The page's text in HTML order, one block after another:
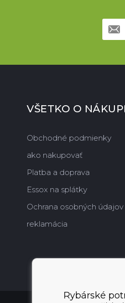
VŠETKO O
Obchodné podmienky
ako nakupovať
Platba a doprava
Essox na splátky
Ochrana osobných údajov
reklamácia
Rybárské